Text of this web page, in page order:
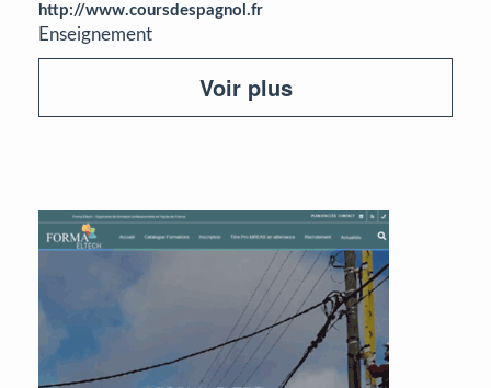
http://www.coursdespagnol.fr
Enseignement
Voir plus